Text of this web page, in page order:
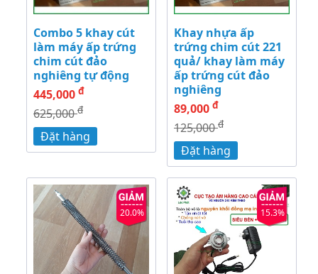
Combo 5 khay cút
làm máy ấp trứng
chim cút đảo
nghiêng tự động
445,000 đ
625,000đ
Đặt hàng
Khay nhựa ấp
trứng chim cút 221
quả/ khay làm máy
ấp trứng cút đảo
nghiêng
89,000 đ
125,000đ
Đặt hàng
20.0% 15.3%